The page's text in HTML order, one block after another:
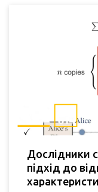
Дослідники
підхід до